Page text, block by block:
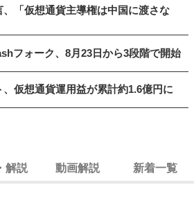
、「仮想通貨主導権は中国に渡さな
フォーク、8月23日から3段階で開始
、仮想通貨運用益が累計約1.6億円に
解説 動画解説 新着一覧